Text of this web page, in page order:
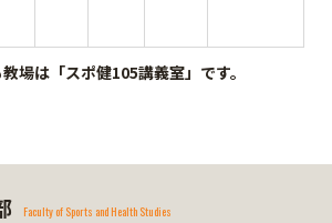
場は「スポ健105講義室」です。
Faculty of Sports and Health Studies